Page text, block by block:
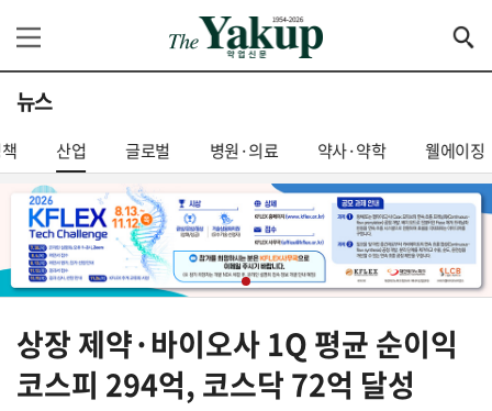
뉴스
산업 글로벌 병원·의료 약사·약학 웰에이징
상장 제약·바이오사 1Q 평균 순이익
코스피 294억, 코스닥 72억 달성